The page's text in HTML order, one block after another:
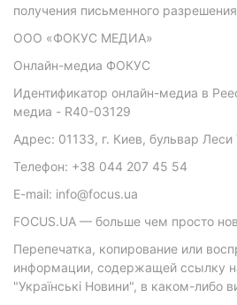
получения письменного
ООО «ФОКУС МЕДИА»
Онлайн-медиа ФОКУС
Идентификатор онлайн-медиа в
медиа - R40-03129
Адрес: 01133, г. Киев, бульвар Леси
Телефон: +38 044 207 45 54
E-mail: info@focus.ua
FOCUS.UA — больше чем просто
Перепечатка, копирование или
информации, содержащей ссылку
"Українські Новини", в каком-либо